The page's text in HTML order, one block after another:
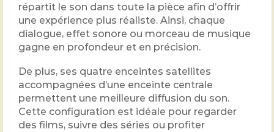
répartit le son dans toute la pièce afin d’offrir
une expérience plus réaliste. Ainsi, chaque
dialogue, effet sonore ou morceau de musique
gagne en profondeur et en précision.
De plus, ses quatre enceintes satellites
accompagnées d’une enceinte centrale
permettent une meilleure diffusion du son.
Cette configuration est idéale pour regarder
des films, suivre des séries ou profiter